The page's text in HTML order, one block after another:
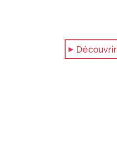
Découvrir